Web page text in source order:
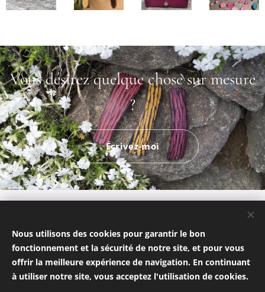
Vous désirez quelque chose sur mesure
?
Écrivez-moi
CGV
Cookies
Langues
Nous utilisons des cookies pour garantir le bon
fonctionnement et la sécurité de notre site, et pour vous
offrir la meilleure expérience de navigation. En continuant
à utiliser notre site, vous acceptez l'utilisation de cookies.